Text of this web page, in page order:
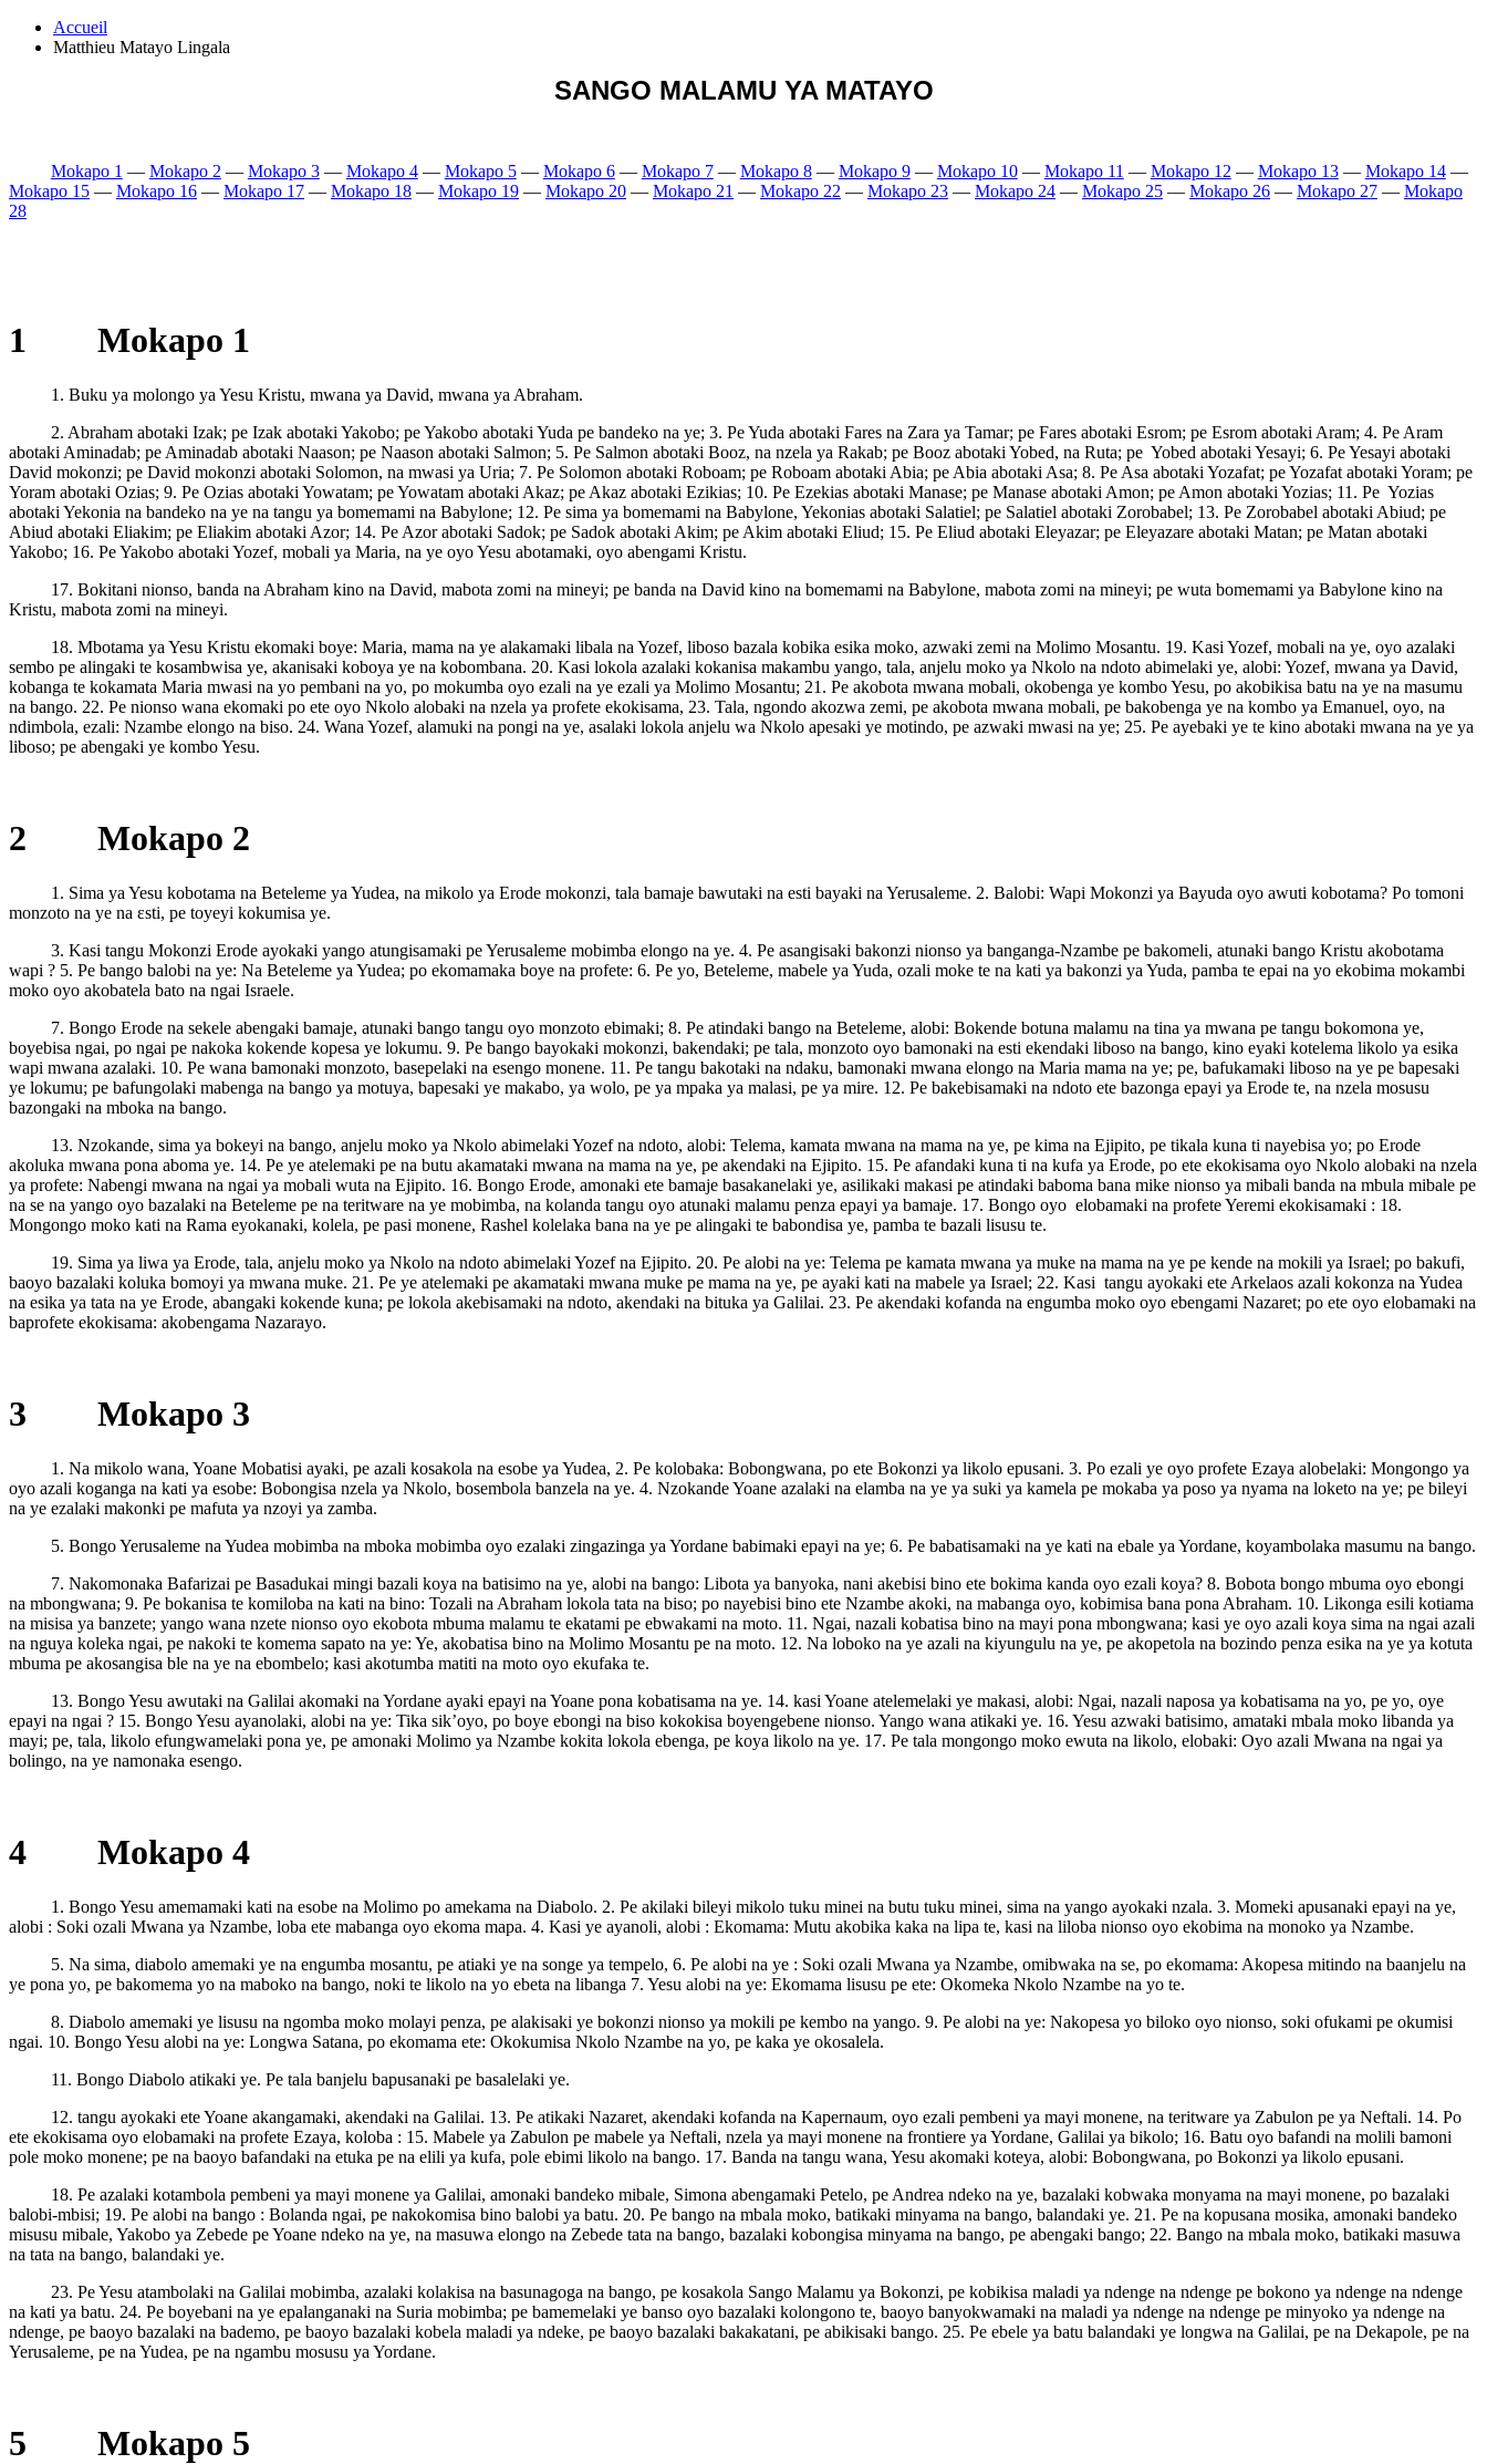
Accueil
Matthieu Matayo Lingala
SANGO MALAMU YA MATAYO
Mokapo 1 — Mokapo 2 — Mokapo 3— Mokapo 4— Mokapo 5— Mokapo 6— Mokapo 7— Mokapo 8— Mokapo 9— Mokapo 10— Mokapo 11 — Mokapo 12 — Mokapo 13— Mokapo 14—
Mokapo 15 — Mokapo 16 — Mokapo 17 — Mokapo 18 — Mokapo 19 — Mokapo 20 — Mokapo 21 — Mokapo 22 — Mokapo 23 — Mokapo 24 — Mokapo 25 — Mokapo 26 — Mokapo 27 — Mokapo
28
1 Mokapo 1
1. Buku ya molongo ya Yesu Kristu, mwana ya David, mwana ya Abraham.
2. Abraham abotaki Izak; pe Izak abotaki Yakobo; pe Yakobo abotaki Yuda pe bandeko na ye; 3. Pe Yuda abotaki Fares na Zara ya Tamar; pe Fares abotaki Esrom; pe Esrom abotaki Aram; 4. Pe Aram
abotaki Aminadab; pe Aminadab abotaki Naason; pe Naason abotaki Salmon; 5. Pe Salmon abotaki Booz, na nzela ya Rakab; pe Booz abotaki Yobed, na Ruta; pe Yobed abotaki Yesayi; 6. Pe Yesayi abotaki
David mokonzi; pe David mokonzi abotaki Solomon, na mwasi ya Uria; 7. Pe Solomon abotaki Roboam; pe Roboam abotaki Abia; pe Abia abotaki Asa; 8. Pe Asa abotaki Yozafat; pe Yozafat abotaki Yoram; pe
Yoram abotaki Ozias; 9. Pe Ozias abotaki Yowatam; pe Yowatam abotaki Akaz; pe Akaz abotaki Ezikias; 10. Pe Ezekias abotaki Manase; pe Manase abotaki Amon; pe Amon abotaki Yozias; 11. Pe Yozias
abotaki Yekonia na bandeko na ye na tangu ya bomemami na Babylone; 12. Pe sima ya bomemami na Babylone, Yekonias abotaki Salatiel; pe Salatiel abotaki Zorobabel; 13. Pe Zorobabel abotaki Abiud; pe
Abiud abotaki Eliakim; pe Eliakim abotaki Azor; 14. Pe Azor abotaki Sadok; pe Sadok abotaki Akim; pe Akim abotaki Eliud; 15. Pe Eliud abotaki Eleyazar; pe Eleyazare abotaki Matan; pe Matan abotaki
Yakobo; 16. Pe Yakobo abotaki Yozef, mobali ya Maria, na ye oyo Yesu abotamaki, oyo abengami Kristu.
17. Bokitani nionso, banda na Abraham kino na David, mabota zomi na mineyi; pe banda na David kino na bomemami na Babylone, mabota zomi na mineyi; pe wuta bomemami ya Babylone kino na
Kristu, mabota zomi na mineyi.
18. Mbotama ya Yesu Kristu ekomaki boye: Maria, mama na ye alakamaki libala na Yozef, liboso bazala kobika esika moko, azwaki zemi na Molimo Mosantu. 19. Kasi Yozef, mobali na ye, oyo azalaki
sembo pe alingaki te kosambwisa ye, akanisaki koboya ye na kobombana. 20. Kasi lokola azalaki kokanisa makambu yango, tala, anjelu moko ya Nkolo na ndoto abimelaki ye, alobi: Yozef, mwana ya David,
kobanga te kokamata Maria mwasi na yo pembani na yo, po mokumba oyo ezali na ye ezali ya Molimo Mosantu; 21. Pe akobota mwana mobali, okobenga ye kombo Yesu, po akobikisa batu na ye na masumu
na bango. 22. Pe nionso wana ekomaki po ete oyo Nkolo alobaki na nzela ya profete ekokisama, 23. Tala, ngondo akozwa zemi, pe akobota mwana mobali, pe bakobenga ye na kombo ya Emanuel, oyo, na
ndimbola, ezali: Nzambe elongo na biso. 24. Wana Yozef, alamuki na pongi na ye, asalaki lokola anjelu wa Nkolo apesaki ye motindo, pe azwaki mwasi na ye; 25. Pe ayebaki ye te kino abotaki mwana na ye ya
liboso; pe abengaki ye kombo Yesu.
2 Mokapo 2
1. Sima ya Yesu kobotama na Beteleme ya Yudea, na mikolo ya Erode mokonzi, tala bamaje bawutaki na esti bayaki na Yerusaleme. 2. Balobi: Wapi Mokonzi ya Bayuda oyo awuti kobotama? Po tomoni
monzoto na ye na ɛsti, pe toyeyi kokumisa ye.
3. Kasi tangu Mokonzi Erode ayokaki yango atungisamaki pe Yerusaleme mobimba elongo na ye. 4. Pe asangisaki bakonzi nionso ya banganga-Nzambe pe bakomeli, atunaki bango Kristu akobotama
wapi ? 5. Pe bango balobi na ye: Na Beteleme ya Yudea; po ekomamaka boye na profete: 6. Pe yo, Beteleme, mabele ya Yuda, ozali moke te na kati ya bakonzi ya Yuda, pamba te epai na yo ekobima mokambi
moko oyo akobatela bato na ngai Israele.
7. Bongo Erode na sekele abengaki bamaje, atunaki bango tangu oyo monzoto ebimaki; 8. Pe atindaki bango na Beteleme, alobi: Bokende botuna malamu na tina ya mwana pe tangu bokomona ye,
boyebisa ngai, po ngai pe nakoka kokende kopesa ye lokumu. 9. Pe bango bayokaki mokonzi, bakendaki; pe tala, monzoto oyo bamonaki na esti ekendaki liboso na bango, kino eyaki kotelema likolo ya esika
wapi mwana azalaki. 10. Pe wana bamonaki monzoto, basepelaki na esengo monene. 11. Pe tangu bakotaki na ndaku, bamonaki mwana elongo na Maria mama na ye; pe, bafukamaki liboso na ye pe bapesaki
ye lokumu; pe bafungolaki mabenga na bango ya motuya, bapesaki ye makabo, ya wolo, pe ya mpaka ya malasi, pe ya mire. 12. Pe bakebisamaki na ndoto ete bazonga epayi ya Erode te, na nzela mosusu
bazongaki na mboka na bango.
13. Nzokande, sima ya bokeyi na bango, anjelu moko ya Nkolo abimelaki Yozef na ndoto, alobi: Telema, kamata mwana na mama na ye, pe kima na Ejipito, pe tikala kuna ti nayebisa yo; po Erode
akoluka mwana pona aboma ye. 14. Pe ye atelemaki pe na butu akamataki mwana na mama na ye, pe akendaki na Ejipito. 15. Pe afandaki kuna ti na kufa ya Erode, po ete ekokisama oyo Nkolo alobaki na nzela
ya profete: Nabengi mwana na ngai ya mobali wuta na Ejipito. 16. Bongo Erode, amonaki ete bamaje basakanelaki ye, asilikaki makasi pe atindaki baboma bana mike nionso ya mibali banda na mbula mibale pe
na se na yango oyo bazalaki na Beteleme pe na teritware na ye mobimba, na kolanda tangu oyo atunaki malamu penza epayi ya bamaje. 17. Bongo oyo elobamaki na profete Yeremi ekokisamaki : 18.
Mongongo moko kati na Rama eyokanaki, kolela, pe pasi monene, Rashel kolelaka bana na ye pe alingaki te babondisa ye, pamba te bazali lisusu te.
19. Sima ya liwa ya Erode, tala, anjelu moko ya Nkolo na ndoto abimelaki Yozef na Ejipito. 20. Pe alobi na ye: Telema pe kamata mwana ya muke na mama na ye pe kende na mokili ya Israel; po bakufi,
baoyo bazalaki koluka bomoyi ya mwana muke. 21. Pe ye atelemaki pe akamataki mwana muke pe mama na ye, pe ayaki kati na mabele ya Israel; 22. Kasi tangu ayokaki ete Arkelaos azali kokonza na Yudea
na esika ya tata na ye Erode, abangaki kokende kuna; pe lokola akebisamaki na ndoto, akendaki na bituka ya Galilai. 23. Pe akendaki kofanda na engumba moko oyo ebengami Nazaret; po ete oyo elobamaki na
baprofete ekokisama: akobengama Nazarayo.
3 Mokapo 3
1. Na mikolo wana, Yoane Mobatisi ayaki, pe azali kosakola na esobe ya Yudea, 2. Pe kolobaka: Bobongwana, po ete Bokonzi ya likolo epusani. 3. Po ezali ye oyo profete Ezaya alobelaki: Mongongo ya
oyo azali koganga na kati ya esobe: Bobongisa nzela ya Nkolo, bosembola banzela na ye. 4. Nzokande Yoane azalaki na elamba na ye ya suki ya kamela pe mokaba ya poso ya nyama na loketo na ye; pe bileyi
na ye ezalaki makonki pe mafuta ya nzoyi ya zamba.
5. Bongo Yerusaleme na Yudea mobimba na mboka mobimba oyo ezalaki zingazinga ya Yordane babimaki epayi na ye; 6. Pe babatisamaki na ye kati na ebale ya Yordane, koyambolaka masumu na bango.
7. Nakomonaka Bafarizai pe Basadukai mingi bazali koya na batisimo na ye, alobi na bango: Libota ya banyoka, nani akebisi bino ete bokima kanda oyo ezali koya? 8. Bobota bongo mbuma oyo ebongi
na mbongwana; 9. Pe bokanisa te komiloba na kati na bino: Tozali na Abraham lokola tata na biso; po nayebisi bino ete Nzambe akoki, na mabanga oyo, kobimisa bana pona Abraham. 10. Likonga esili kotiama
na misisa ya banzete; yango wana nzete nionso oyo ekobota mbuma malamu te ekatami pe ebwakami na moto. 11. Ngai, nazali kobatisa bino na mayi pona mbongwana; kasi ye oyo azali koya sima na ngai azali
na nguya koleka ngai, pe nakoki te komema sapato na ye: Ye, akobatisa bino na Molimo Mosantu pe na moto. 12. Na loboko na ye azali na kiyungulu na ye, pe akopetola na bozindo penza esika na ye ya kotuta
mbuma pe akosangisa ble na ye na ebombelo; kasi akotumba matiti na moto oyo ekufaka te.
13. Bongo Yesu awutaki na Galilai akomaki na Yordane ayaki epayi na Yoane pona kobatisama na ye. 14. kasi Yoane atelemelaki ye makasi, alobi: Ngai, nazali naposa ya kobatisama na yo, pe yo, oye
epayi na ngai ? 15. Bongo Yesu ayanolaki, alobi na ye: Tika sik’oyo, po boye ebongi na biso kokokisa boyengebene nionso. Yango wana atikaki ye. 16. Yesu azwaki batisimo, amataki mbala moko libanda ya
mayi; pe, tala, likolo efungwamelaki pona ye, pe amonaki Molimo ya Nzambe kokita lokola ebenga, pe koya likolo na ye. 17. Pe tala mongongo moko ewuta na likolo, elobaki: Oyo azali Mwana na ngai ya
bolingo, na ye namonaka esengo.
4 Mokapo 4
1. Bongo Yesu amemamaki kati na esobe na Molimo po amekama na Diabolo. 2. Pe akilaki bileyi mikolo tuku minei na butu tuku minei, sima na yango ayokaki nzala. 3. Momeki apusanaki epayi na ye,
alobi : Soki ozali Mwana ya Nzambe, loba ete mabanga oyo ekoma mapa. 4. Kasi ye ayanoli, alobi : Ekomama: Mutu akobika kaka na lipa te, kasi na liloba nionso oyo ekobima na monoko ya Nzambe.
5. Na sima, diabolo amemaki ye na engumba mosantu, pe atiaki ye na songe ya tempelo, 6. Pe alobi na ye : Soki ozali Mwana ya Nzambe, omibwaka na se, po ekomama: Akopesa mitindo na baanjelu na
ye pona yo, pe bakomema yo na maboko na bango, noki te likolo na yo ebeta na libanga 7. Yesu alobi na ye: Ekomama lisusu pe ete: Okomeka Nkolo Nzambe na yo te.
8. Diabolo amemaki ye lisusu na ngomba moko molayi penza, pe alakisaki ye bokonzi nionso ya mokili pe kembo na yango. 9. Pe alobi na ye: Nakopesa yo biloko oyo nionso, soki ofukami pe okumisi
ngai. 10. Bongo Yesu alobi na ye: Longwa Satana, po ekomama ete: Okokumisa Nkolo Nzambe na yo, pe kaka ye okosalela.
11. Bongo Diabolo atikaki ye. Pe tala banjelu bapusanaki pe basalelaki ye.
12. tangu ayokaki ete Yoane akangamaki, akendaki na Galilai. 13. Pe atikaki Nazaret, akendaki kofanda na Kapernaum, oyo ezali pembeni ya mayi monene, na teritware ya Zabulon pe ya Neftali. 14. Po
ete ekokisama oyo elobamaki na profete Ezaya, koloba : 15. Mabele ya Zabulon pe mabele ya Neftali, nzela ya mayi monene na frontiere ya Yordane, Galilai ya bikolo; 16. Batu oyo bafandi na molili bamoni
pole moko monene; pe na baoyo bafandaki na etuka pe na elili ya kufa, pole ebimi likolo na bango. 17. Banda na tangu wana, Yesu akomaki koteya, alobi: Bobongwana, po Bokonzi ya likolo epusani.
18. Pe azalaki kotambola pembeni ya mayi monene ya Galilai, amonaki bandeko mibale, Simona abengamaki Petelo, pe Andrea ndeko na ye, bazalaki kobwaka monyama na mayi monene, po bazalaki
balobi-mbisi; 19. Pe alobi na bango : Bolanda ngai, pe nakokomisa bino balobi ya batu. 20. Pe bango na mbala moko, batikaki minyama na bango, balandaki ye. 21. Pe na kopusana mosika, amonaki bandeko
misusu mibale, Yakobo ya Zebede pe Yoane ndeko na ye, na masuwa elongo na Zebede tata na bango, bazalaki kobongisa minyama na bango, pe abengaki bango; 22. Bango na mbala moko, batikaki masuwa
na tata na bango, balandaki ye.
23. Pe Yesu atambolaki na Galilai mobimba, azalaki kolakisa na basunagoga na bango, pe kosakola Sango Malamu ya Bokonzi, pe kobikisa maladi ya ndenge na ndenge pe bokono ya ndenge na ndenge
na kati ya batu. 24. Pe boyebani na ye epalanganaki na Suria mobimba; pe bamemelaki ye banso oyo bazalaki kolongono te, baoyo banyokwamaki na maladi ya ndenge na ndenge pe minyoko ya ndenge na
ndenge, pe baoyo bazalaki na bademo, pe baoyo bazalaki kobela maladi ya ndeke, pe baoyo bazalaki bakakatani, pe abikisaki bango. 25. Pe ebele ya batu balandaki ye longwa na Galilai, pe na Dekapole, pe na
Yerusaleme, pe na Yudea, pe na ngambu mosusu ya Yordane.
5 Mokapo 5